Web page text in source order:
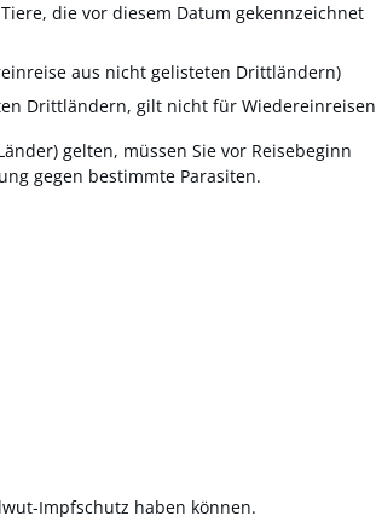
die vor diesem Datum gekennzeichnet
aus nicht gelisteten Drittländern)
Drittländern, gilt nicht für Wiedereinreisen
gelten, müssen Sie vor Reisebeginn
gegen bestimmte Parasiten.
Impfschutz haben können.